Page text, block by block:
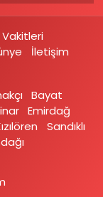
İletişim
Bayat
Emirdağ‎
Sandıklı‎